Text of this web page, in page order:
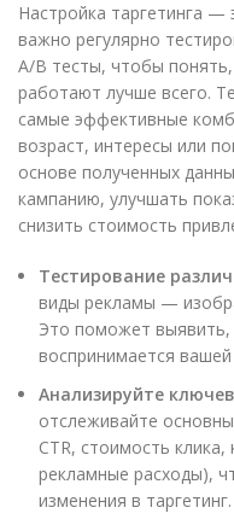
Настройка таргетинга —
важно регулярно
A/B тесты, чтобы понять,
работают лучше всего.
самые эффективные
возраст, интересы или
основе полученных
кампанию, улучшать
снизить стоимость
Тестирование
виды рекламы —
Это поможет выявить,
воспринимается
Анализируйте
отслеживайте
CTR, стоимость клика,
рекламные расходы),
изменения в таргетинг.